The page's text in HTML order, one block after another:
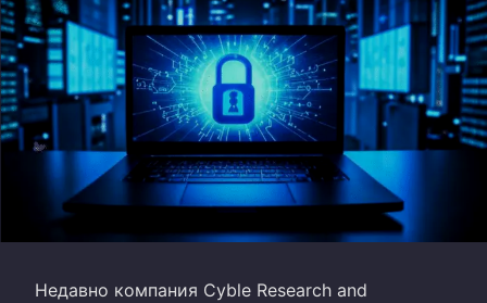
Недавно компания Cyble Research and